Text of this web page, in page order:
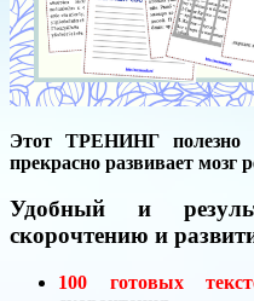
Этот ТРЕНИНГ полезно
прекрасно развивает мозг
Удобный и
скорочтению и
100 готовых